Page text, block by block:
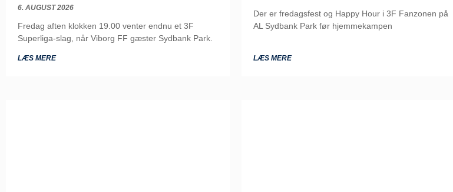
6. AUGUST 2026
Fredag aften klokken 19.00 venter endnu et 3F
Superliga-slag, når Viborg FF gæster Sydbank Park.
LÆS MERE
Der er fredagsfest og Happy Hour i 3F Fanzonen på
AL Sydbank Park før hjemmekampen
LÆS MERE